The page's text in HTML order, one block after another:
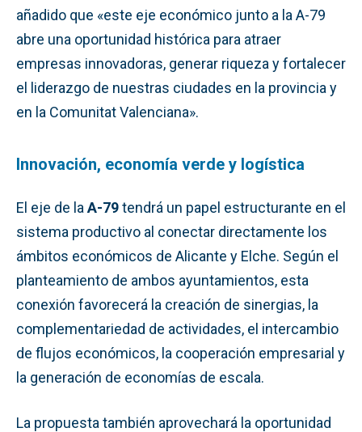
añadido que «este eje económico junto a la A-79
abre una oportunidad histórica para atraer
empresas innovadoras, generar riqueza y fortalecer
el liderazgo de nuestras ciudades en la provincia y
en la Comunitat Valenciana».
Innovación, economía verde y logística
El eje de la A-79tendrá un papel estructurante en el
sistema productivo al conectar directamente los
ámbitos económicos de Alicante y Elche. Según el
planteamiento de ambos ayuntamientos, esta
conexión favorecerá la creación de sinergias, la
complementariedad de actividades, el intercambio
de flujos económicos, la cooperación empresarial y
la generación de economías de escala.
La propuesta también aprovechará la oportunidad